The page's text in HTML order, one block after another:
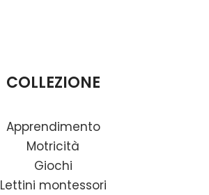
COLLEZIONE
Apprendimento
Motricità
Giochi
Lettini montessori